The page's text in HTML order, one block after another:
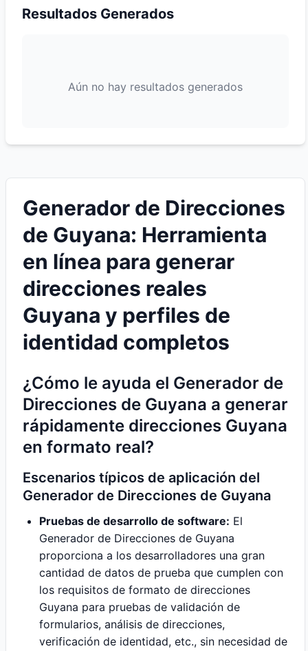
Resultados Generados
Aún no hay resultados generados
Generador de Direcciones
de Guyana: Herramienta
en línea para generar
direcciones reales
Guyana y perfiles de
identidad completos
¿Cómo le ayuda el Generador de
Direcciones de Guyana a generar
rápidamente direcciones Guyana
en formato real?
Escenarios típicos de aplicación del
Generador de Direcciones de Guyana
Pruebas de desarrollo de software: El
Generador de Direcciones de Guyana
proporciona a los desarrolladores una gran
cantidad de datos de prueba que cumplen con
los requisitos de formato de direcciones
Guyana para pruebas de validación de
formularios, análisis de direcciones,
verificación de identidad, etc., sin necesidad de